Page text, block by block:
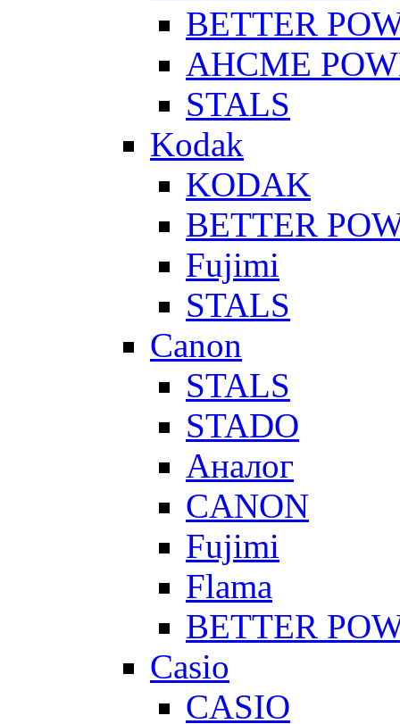
BETTER
AHCME
STALS
Kodak
KODAK
BETTER
Fujimi
STALS
Canon
STALS
STADO
Аналог
CANON
Fujimi
Flama
BETTER
Casio
CASIO